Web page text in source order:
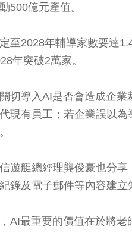
500億元產值。
至2028年輔導家數要達
年突破2萬家。
切導入AI是否會造成企
現有員工；若企業誤以
遊艇總經理龔俊豪也分
錄及電子郵件等內容建
AI最重要的價值在於將老